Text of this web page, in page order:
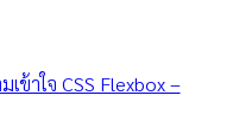
เข้าใจ CSS Flexbox –